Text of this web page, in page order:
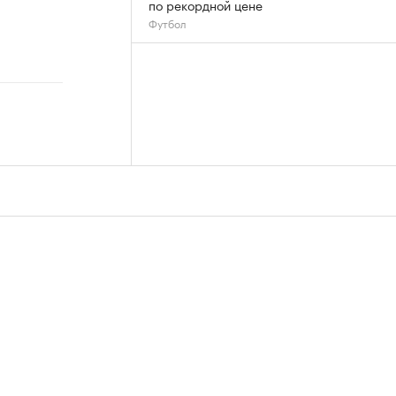
по рекордной цене
Футбол